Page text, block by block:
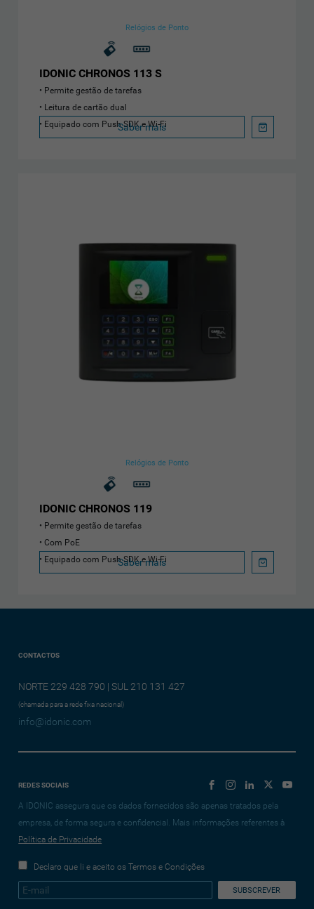
Relógios de Ponto
IDONIC CHRONOS 113 S
Permite gestão de tarefas
Leitura de cartão dual
Equipado com Push SDK e Wi-Fi
Saber mais
Relógios de Ponto
IDONIC CHRONOS 119
Permite gestão de tarefas
Com PoE
Equipado com Push SDK e Wi-Fi
Saber mais
CONTACTOS
NORTE 229 428 790 | SUL 210 131 427
(chamada para a rede fixa nacional)
info@idonic.com
REDES SOCIAIS
A IDONIC assegura que os dados fornecidos são apenas tratados pela
empresa, de forma segura e confidencial. Mais informações referentes à
Política de Privacidade
Declaro que li e aceito os Termos e Condições